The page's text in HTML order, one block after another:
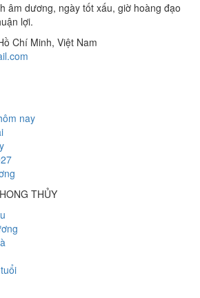
âm dương, ngày tốt xấu, giờ hoàng đạo
lợi.
Chí Minh, Việt Nam
nay
THỦY